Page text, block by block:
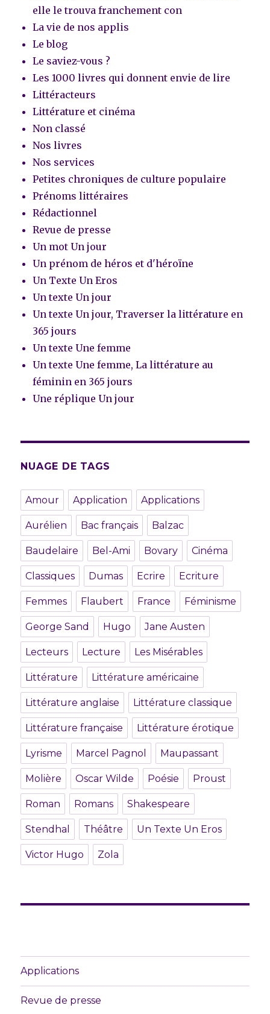
elle le trouva franchement con
La vie de nos applis
Le blog
Le saviez-vous ?
Les 1000 livres qui donnent envie de lire
Littéracteurs
Littérature et cinéma
Non classé
Nos livres
Nos services
Petites chroniques de culture populaire
Prénoms littéraires
Rédactionnel
Revue de presse
Un mot Un jour
Un prénom de héros et d'héroïne
Un Texte Un Eros
Un texte Un jour
Un texte Un jour, Traverser la littérature en
365 jours
Un texte Une femme
Un texte Une femme, La littérature au
féminin en 365 jours
Une réplique Un jour
NUAGE DE TAGS
Amour Application Applications
Aurélien Bac français Balzac
Baudelaire Bel-Ami Bovary Cinéma
Classiques Dumas Ecrire Ecriture
Femmes Flaubert France Féminisme
George Sand Hugo Jane Austen
Lecteurs Lecture Les Misérables
Littérature Littérature américaine
Littérature anglaise Littérature classique
Littérature française Littérature érotique
Lyrisme Marcel Pagnol Maupassant
Molière Oscar Wilde Poésie Proust
Roman Romans Shakespeare
Stendhal Théâtre Un Texte Un Eros
Victor Hugo Zola
Applications
Revue de presse